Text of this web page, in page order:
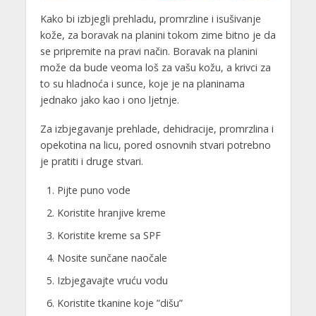
Kako bi izbjegli prehladu, promrzline i isušivanje
kože, za boravak na planini tokom zime bitno je da
se pripremite na pravi način. Boravak na planini
može da bude veoma loš za vašu kožu, a krivci za
to su hladnoća i sunce, koje je na planinama
jednako jako kao i ono ljetnje.
Za izbjegavanje prehlade, dehidracije, promrzlina i
opekotina na licu, pored osnovnih stvari potrebno
je pratiti i druge stvari.
Pijte puno vode
Koristite hranjive kreme
Koristite kreme sa SPF
Nosite sunčane naočale
Izbjegavajte vruću vodu
Koristite tkanine koje ”dišu”